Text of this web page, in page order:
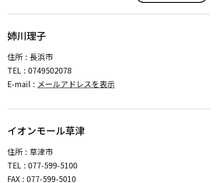
姉川理子
住所
長浜市
TEL 0749502078
E-mail
メールアドレスを表示
イオンモール草津
住所
草津市
TEL 077-599-5100
FAX 077-599-5010